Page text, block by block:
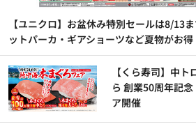
【ユニクロ】お盆休み特別セールは8/13
ットパーカ・ギアショーツなど夏物がお得
【くら寿司】中
ら 創業50周年記
ア開催